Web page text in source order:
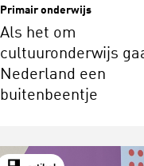
Primair onderwijs
Als het om
cultuuronderwijs
Nederland een
buitenbeentje